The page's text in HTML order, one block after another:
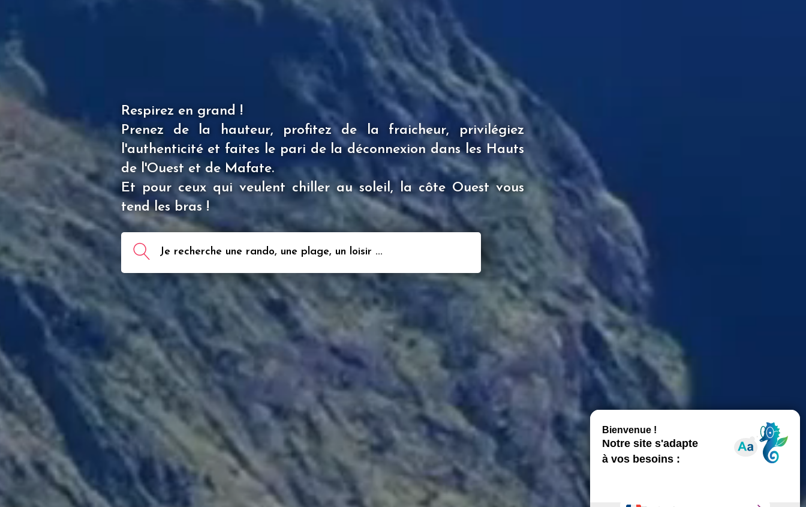
Respirez en grand !
Prenez de la hauteur, profitez de la fraicheur, privilégiez
l'authenticité et faites le pari de la déconnexion dans les Hauts
de l'Ouest et de Mafate.
Et pour ceux qui veulent chiller au soleil, la côte Ouest vous
tend les bras !
Je recherche une rando, une plage, un loisir ...